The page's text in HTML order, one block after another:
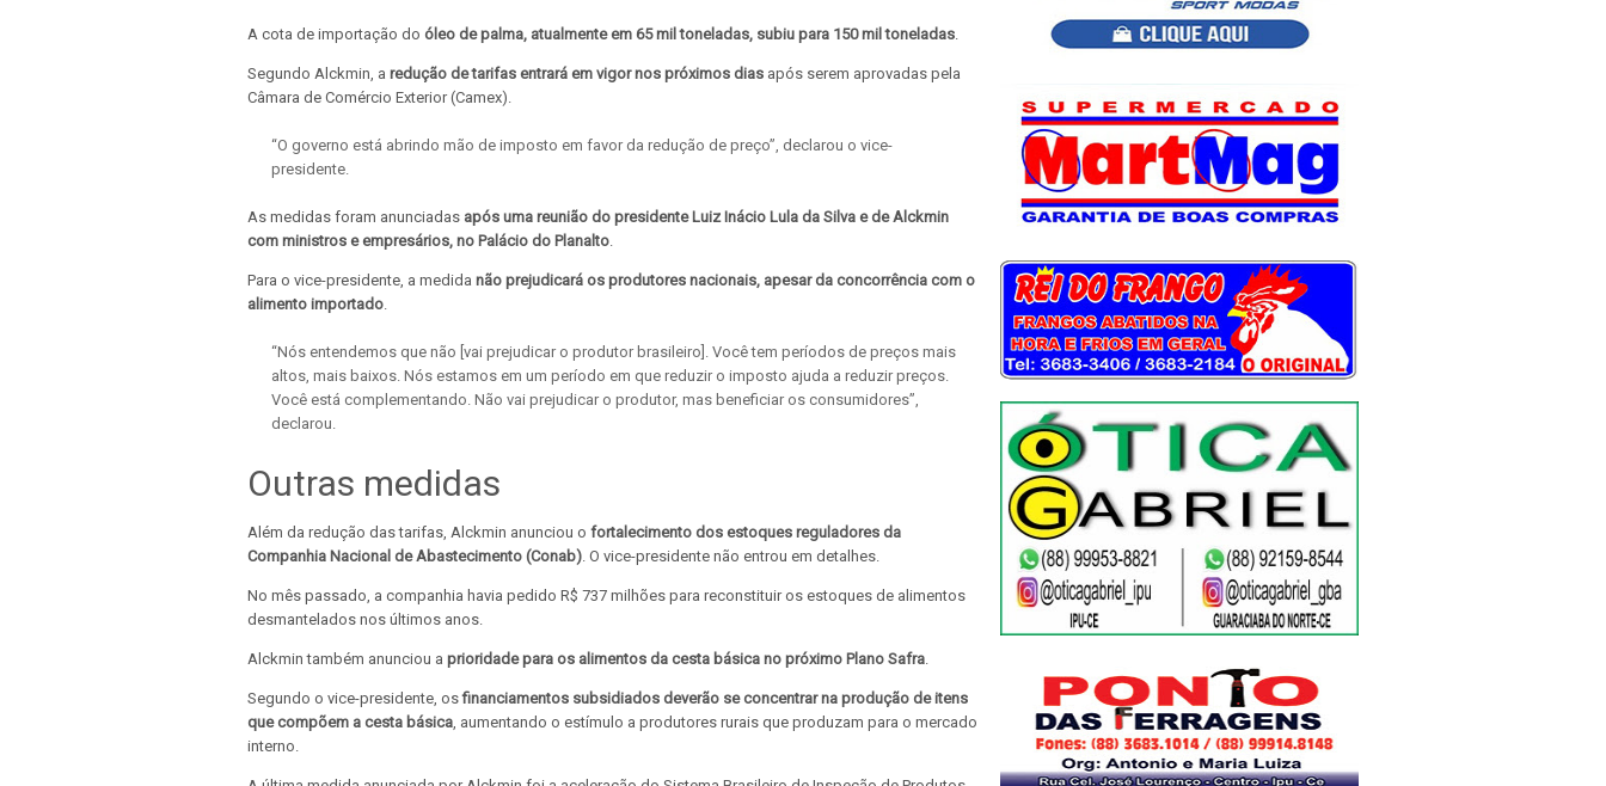
A cota de importação do óleo de palma, atualmente em 65 mil toneladas, subiu para 150 mil toneladas.
Segundo Alckmin, a redução de tarifas entrará em vigor nos próximos dias após serem aprovadas pela
Câmara de Comércio Exterior (Camex).
“O governo está abrindo mão de imposto em favor da redução de preço”, declarou o vice-
presidente.
As medidas foram anunciadas após uma reunião do presidente Luiz Inácio Lula da Silva e de Alckmin
com ministros e empresários, no Palácio do Planalto.
Para o vice-presidente, a medida não prejudicará os produtores nacionais, apesar da concorrência com o
alimento importado.
“Nós entendemos que não [vai prejudicar o produtor brasileiro]. Você tem períodos de preços mais
altos, mais baixos. Nós estamos em um período em que reduzir o imposto ajuda a reduzir preços.
Você está complementando. Não vai prejudicar o produtor, mas beneficiar os consumidores”,
declarou.
Outras medidas
Além da redução das tarifas, Alckmin anunciou o fortalecimento dos estoques reguladores da
Companhia Nacional de Abastecimento (Conab) . O vice-presidente não entrou em detalhes.
No mês passado, a companhia havia pedido R$ 737 milhões para reconstituir os estoques de alimentos
desmantelados nos últimos anos.
Alckmin também anunciou a prioridade para os alimentos da cesta básica no próximo Plano Safra
Segundo o vice-presidente, osfinanciamentos subsidiados deverão se concentrar na produção de itens
que compõem a cesta básica , aumentando o estímulo a produtores rurais que produzam para o mercado
interno.